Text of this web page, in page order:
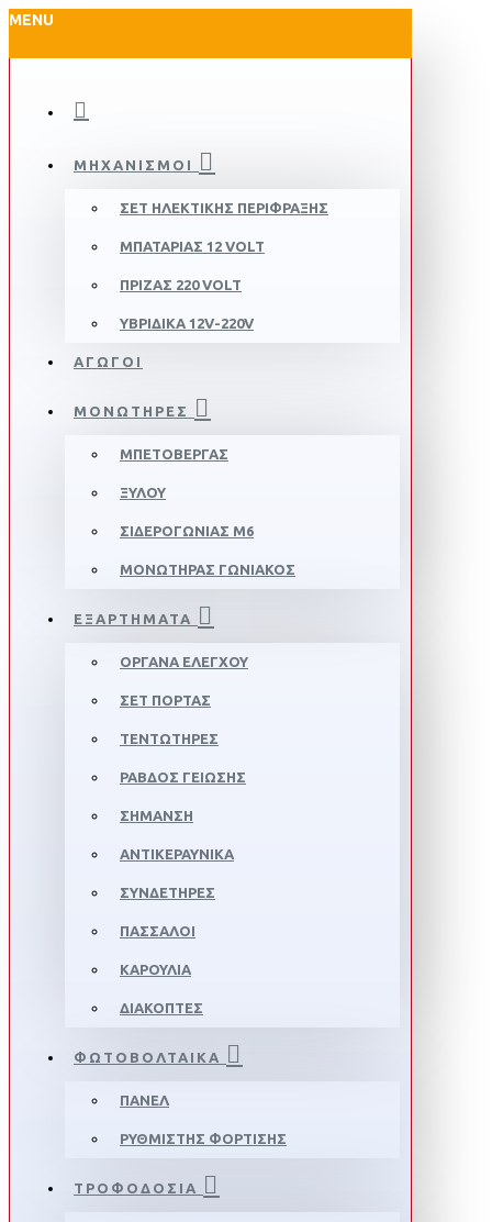
MENU
ΜΗΧΑΝΙΣΜΟΊ
ΣΕΤ ΗΛΕΚΤΙΚΗΣ ΠΕΡΙΦΡΑΞΗΣ
ΜΠΑΤΑΡΊΑΣ 12 VOLT
ΠΡΊΖΑΣ 220 VOLT
ΥΒΡΙΔΙΚΆ 12V-220V
ΑΓΩΓΟΙ
ΜΟΝΩΤΗΡΕΣ
ΜΠΕΤΟΒΕΡΓΑΣ
ΞΥΛΟΥ
ΣΙΔΕΡΟΓΩΝΙΑΣ M6
ΜΟΝΩΤΗΡΑΣ ΓΩΝΙΑΚΟΣ
ΕΞΑΡΤΗΜΑΤΑ
ΟΡΓΑΝΑ ΕΛΕΓΧΟΥ
ΣΕΤ ΠΟΡΤΑΣ
ΤΕΝΤΩΤΗΡΕΣ
ΡΑΒΔΟΣ ΓΕΙΩΣΗΣ
ΣΗΜΑΝΣΗ
ΑΝΤΙΚΕΡΑΥΝΙΚΑ
ΣΥΝΔΕΤΗΡΕΣ
ΠΑΣΣΑΛΟΙ
ΚΑΡΟΥΛΙΑ
ΔΙΑΚΟΠΤΕΣ
ΦΩΤΟΒΟΛΤΑΙΚΑ
ΠΑΝΕΛ
ΡΥΘΜΙΣΤΗΣ ΦΟΡΤΙΣΗΣ
ΤΡΟΦΟΔΟΣΙΑ